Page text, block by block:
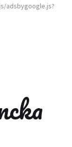
adsbygoogle.js?